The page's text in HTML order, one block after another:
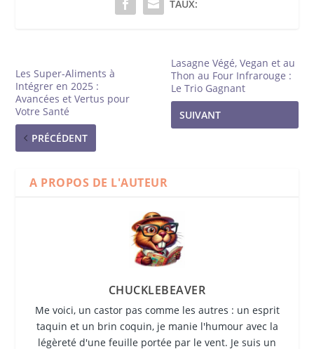
TAUX:
Les Super-Aliments à
Intégrer en 2025 :
Avancées et Vertus pour
Votre Santé
PRÉCÉDENT
Lasagne Végé, Vegan et au
Thon au Four Infrarouge :
Le Trio Gagnant
SUIVANT
A PROPOS DE L'AUTEUR
CHUCKLEBEAVER
Me voici, un castor pas comme les autres : un esprit
taquin et un brin coquin, je manie l'humour avec la
légèreté d'une feuille portée par le vent. Je suis un